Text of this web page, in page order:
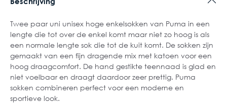
Twee paar uni unisex hoge enkelsokken van Puma in een
lengte die tot over de enkel komt maar niet zo hoog is als
een normale lengte sok die tot de kuit komt. De sokken zijn
gemaakt van een fijn dragende mix met katoen voor een
hoog draagcomfort. De hand gestikte teennaad is glad en
niet voelbaar en draagt daardoor zeer prettig. Puma
sokken combineren perfect voor een moderne en
sportieve look.